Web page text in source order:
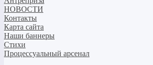
НОВОСТИ
Контакты
Карта сайта
Наши баннеры
Стихи
Процессуальный арсенал